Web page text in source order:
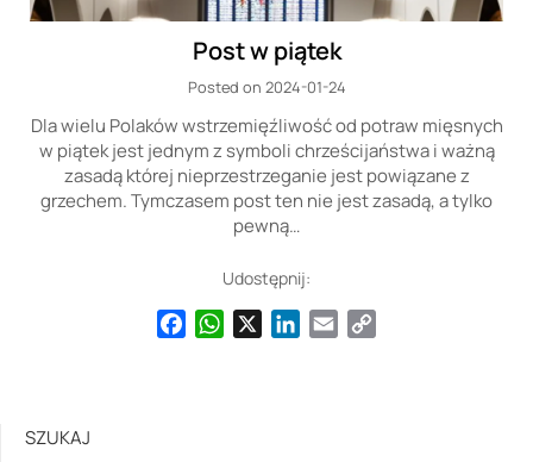
Post w piątek
Posted on 2024-01-24
Dla wielu Polaków wstrzemięźliwość od potraw mięsnych
w piątek jest jednym z symboli chrześcijaństwa i ważną
zasadą której nieprzestrzeganie jest powiązane z
grzechem. Tymczasem post ten nie jest zasadą, a tylko
pewną…
Udostępnij:
FacebookWhatsAppLinkedIn
Email
SZUKAJ